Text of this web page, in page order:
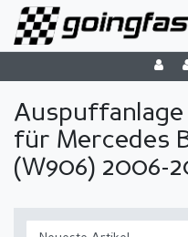
Auspuffanlage
für Mercedes
(W906) 2006-